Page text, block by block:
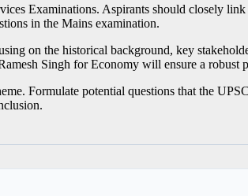
Examinations. Aspirants should closely
in the Mains examination.
on the historical background, key
Singh for Economy will ensure a robust
Formulate potential questions that the